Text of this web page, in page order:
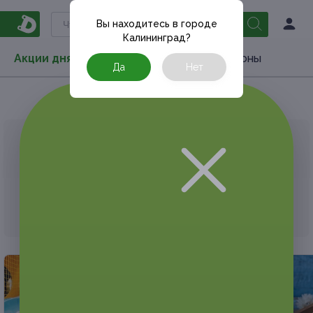
Акции дня Товары Туризм РестоКупоны
Вы находитесь в городе
Калининград?
Да Нет
Квеcты
К сожалению, выгодные акции быстро
Но у Frendi есть предложения, которые